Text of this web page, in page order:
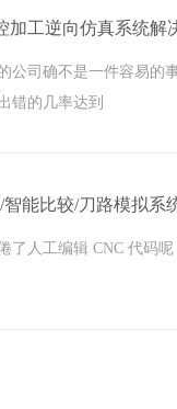
加工逆向仿真系统解
公司确不是一件容易的
错的几率达到
能比较/刀路模拟系
了人工编辑 CNC 代码呢